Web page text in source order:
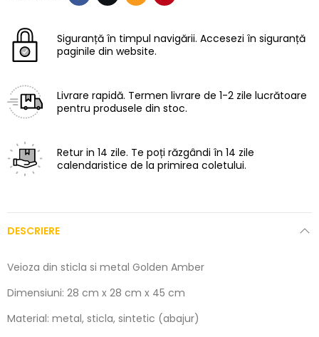
Siguranță în timpul navigării. Accesezi în siguranță
paginile din website.
Livrare rapidă. Termen livrare de 1-2 zile lucrătoare
pentru produsele din stoc.
Retur in 14 zile. Te poți răzgândi în 14 zile
calendaristice de la primirea coletului.
DESCRIERE
Veioza din sticla si metal Golden Amber
Dimensiuni: 28 cm x 28 cm x 45 cm
Material: metal, sticla, sintetic (abajur)